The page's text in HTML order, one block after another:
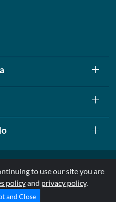
| All Rights Reserved
sido evaluadas por la FDA
to use our site you are
policyand privacy policy.
and Close